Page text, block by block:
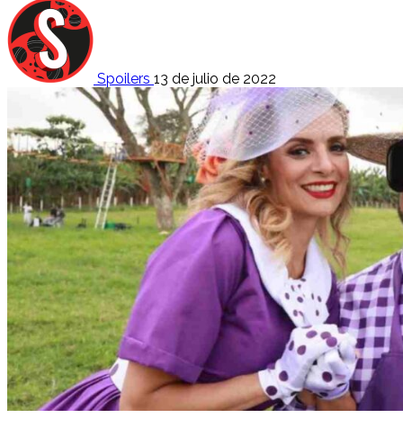
Spoilers 13 de julio de 2022